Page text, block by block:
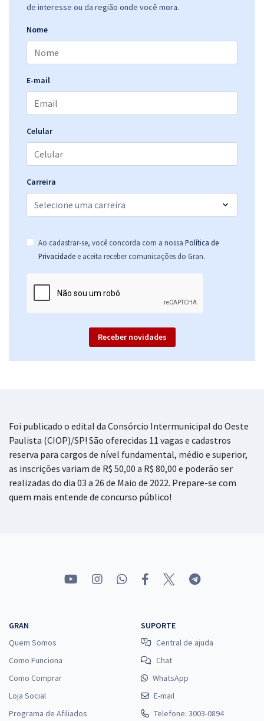
de interesse ou da região onde você mora.
Nome
E-mail
Celular
Carreira
Ao cadastrar-se, você concorda com a nossa Política de
Privacidade e aceita receber comunicações do Gran.
Receber novidades
Foi publicado o edital da Consórcio Intermunicipal do Oeste
Paulista (CIOP)/SP! São oferecidas 11 vagas e cadastros
reserva para cargos de nível fundamental, médio e superior,
as inscrições variam de R$ 50,00 a R$ 80,00 e poderão ser
realizadas do dia 03 a 26 de Maio de 2022. Prepare-se com
quem mais entende de concurso público!
GRAN
Quem Somos
Como Funciona
Como Comprar
Loja Social
Programa de Afiliados
SUPORTE
Central de ajuda
Chat
WhatsApp
E-mail
Telefone: 3003-0894